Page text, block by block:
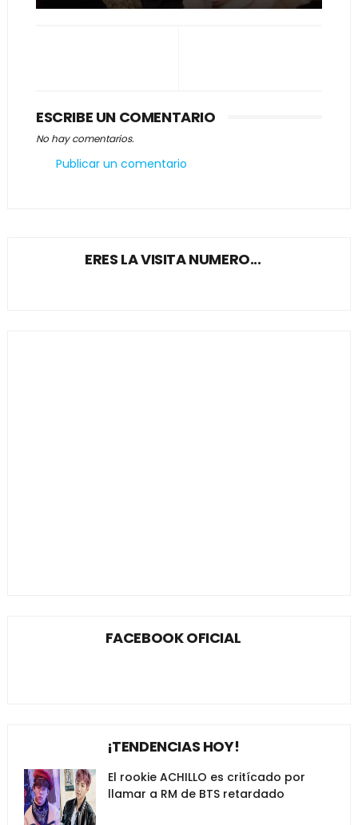
ESCRIBE UN COMENTARIO
No hay comentarios.
Publicar un comentario
ERES LA VISITA NUMERO...
FACEBOOK OFICIAL
¡TENDENCIAS HOY!
El rookie ACHILLO es critícado por
llamar a RM de BTS retardado